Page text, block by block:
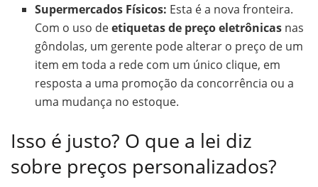
Supermercados Físicos: Esta é a nova fronteira.
Com o uso deetiquetas de preço eletrônicas nas
gôndolas, um gerente pode alterar o preço de um
item em toda a rede com um único clique, em
resposta a uma promoção da concorrência ou a
uma mudança no estoque.
Isso é justo? O que a lei diz
sobre preços personalizados?